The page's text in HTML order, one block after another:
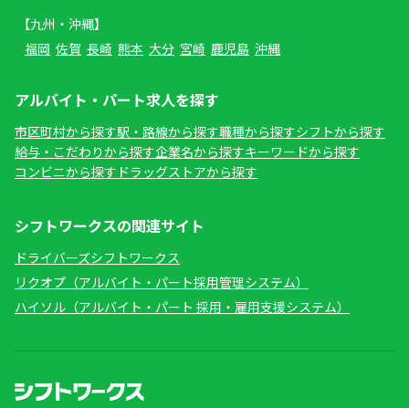
【九州・沖縄】
福岡 佐賀 長崎 熊本 大分 宮崎 鹿児島 沖縄
アルバイト・パート求人を探す
市区町村から探す駅・路線から探す職種から探すシフトから探す
給与・こだわりから探す企業名から探すキーワードから探す
コンビニから探す ドラッグストアから探す
シフトワークスの関連サイト
ドライバーズシフトワークス
リクオプ（アルバイト・パート採用管理システム）
ハイソル（アルバイト・パート 採用・雇用支援システム）